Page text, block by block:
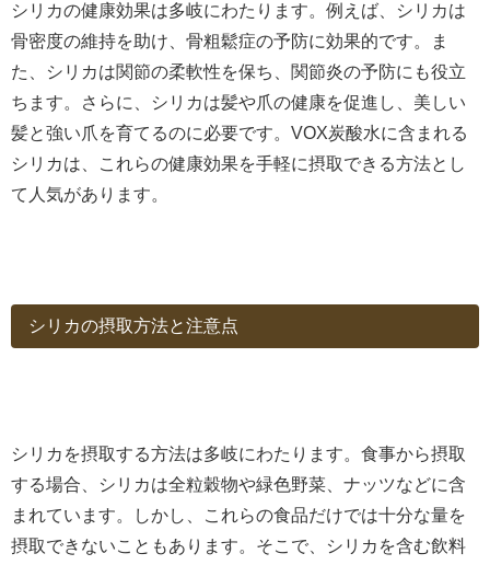
シリカの健康効果は多岐にわたります。例えば、シリカは
骨密度の維持を助け、骨粗鬆症の予防に効果的です。ま
た、シリカは関節の柔軟性を保ち、関節炎の予防にも役立
ちます。さらに、シリカは髪や爪の健康を促進し、美しい
髪と強い爪を育てるのに必要です。VOX炭酸水に含まれる
シリカは、これらの健康効果を手軽に摂取できる方法とし
て人気があります。
シリカの摂取方法と注意点
シリカを摂取する方法は多岐にわたります。食事から摂取
する場合、シリカは全粒穀物や緑色野菜、ナッツなどに含
まれています。しかし、これらの食品だけでは十分な量を
摂取できないこともあります。そこで、シリカを含む飲料